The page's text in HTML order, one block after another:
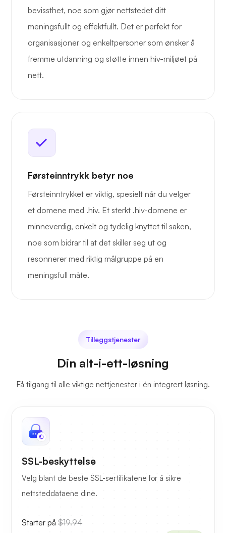
bevissthet, noe som gjør nettstedet ditt
meningsfullt og effektfullt. Det er perfekt for
organisasjoner og enkeltpersoner som ønsker å
fremme utdanning og støtte innen hiv-miljøet på
nett.
Førsteinntrykk betyr noe
Førsteinntrykket er viktig, spesielt når du velger
et domene med .hiv. Et sterkt .hiv-domene er
minneverdig, enkelt og tydelig knyttet til saken,
noe som bidrar til at det skiller seg ut og
resonnerer med riktig målgruppe på en
meningsfull måte.
Tilleggstjenester
Din alt-i-ett-løsning
Få tilgang til alle viktige nettjenester i én integrert løsning.
SSL-beskyttelse
Velg blant de beste SSL-sertifikatene for å sikre
nettsteddataene dine.
Starter på $19.94